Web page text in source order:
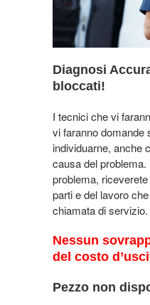
Diagnosi
bloccati!
I tecnici che vi
vi faranno domande
individuarne, anche
causa del
problema,
parti e del lavoro
chiamata di servizio.
Nessun
del costo
Pezzo non